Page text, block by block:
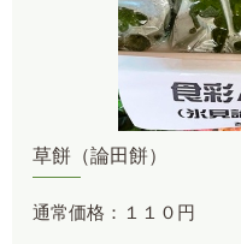
草餅（論田餅）
通常価格：１１０円